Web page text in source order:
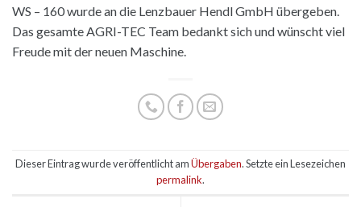
WS – 160 wurde an die Lenzbauer Hendl GmbH übergeben.
Das gesamte AGRI-TEC Team bedankt sich und wünscht viel
Freude mit der neuen Maschine.
Dieser Eintrag wurde veröffentlicht amÜbergaben. Setzte ein Lesezeichen
permalink.